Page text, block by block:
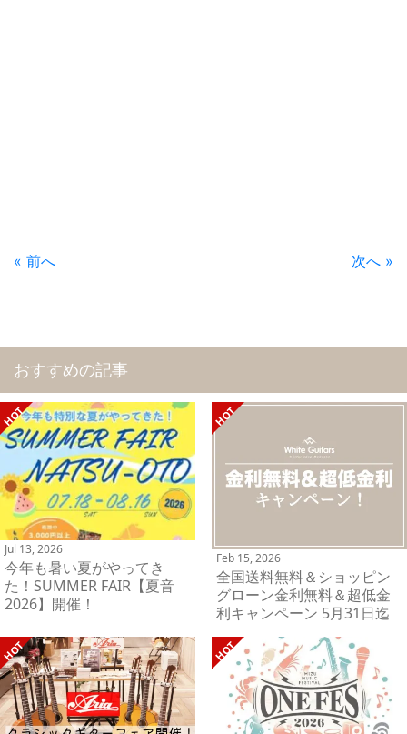
« 前へ 次へ »
おすすめの記事
Jul 13, 2026
今年も暑い夏がやってき
た！SUMMER FAIR【夏音
2026】開催！
Feb 15, 2026
全国送料無料＆ショッピン
グローン金利無料＆超低金
利キャンペーン 5月31日迄